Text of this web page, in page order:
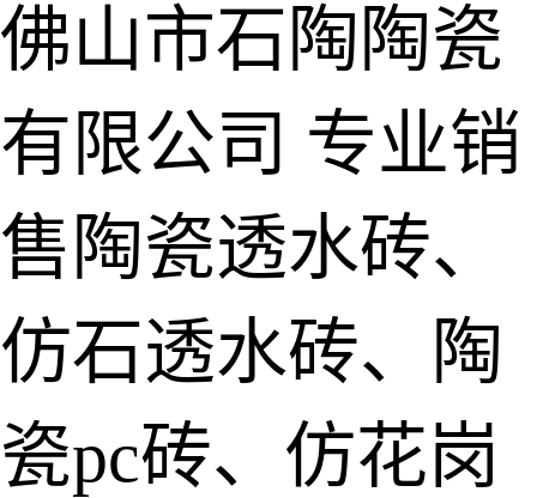
佛山市石陶陶瓷
有限公司 专业销
售陶瓷透水砖、
仿石透水砖、陶
瓷pc砖、仿花岗